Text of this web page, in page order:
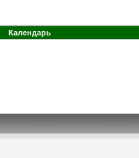
Календарь